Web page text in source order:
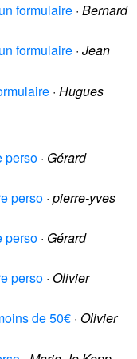
formulaire · Bernard
formulaire · Jean
· Hugues
perso · Gérard
perso · pierre-yves
perso · Gérard
perso · Olivier
de 50€ · Olivier